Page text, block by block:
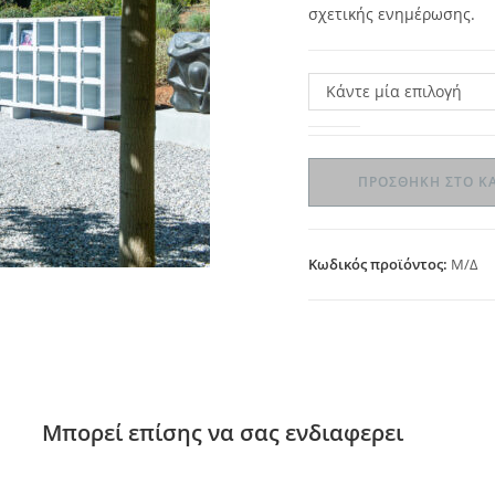
σχετικής ενημέρωσης.
Κάντε μία επιλογή
ΠΡΟΣΘΉΚΗ ΣΤΟ
Κωδικός προϊόντος: Μ/Δ
Μπορεί επίσης να σας ενδιαφερει